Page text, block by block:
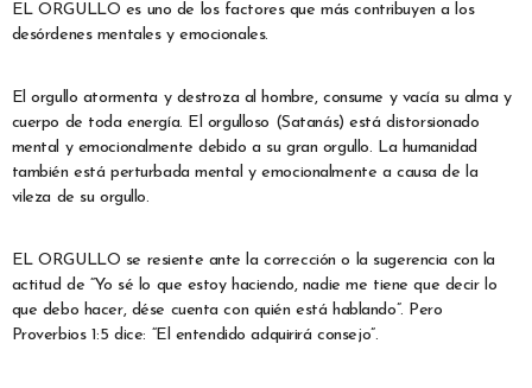
EL ORGULLO es uno de los factores que más contribuyen a los
desórdenes mentales y emocionales.
El orgullo atormenta y destroza al hombre, consume y vacía su alma y
cuerpo de toda energía. El orgulloso (Satanás) está distorsionado
mental y emocionalmente debido a su gran orgullo. La humanidad
también está perturbada mental y emocionalmente a causa de la
vileza de su orgullo.
EL ORGULLO se resiente ante la corrección o la sugerencia con la
actitud de “Yo sé lo que estoy haciendo, nadie me tiene que decir lo
que debo hacer, dése cuenta con quién está hablando”. Pero
Proverbios 1:5 dice: “El entendido adquirirá consejo”.